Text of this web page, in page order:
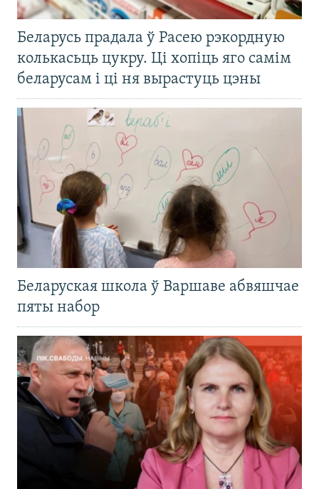
Беларусь прадала ў Расею рэкордную
колькасьць цукру. Ці хопіць яго самім
беларусам і ці ня вырастуць цэны
Беларуская школа ў Варшаве абвяшчае
пяты набор